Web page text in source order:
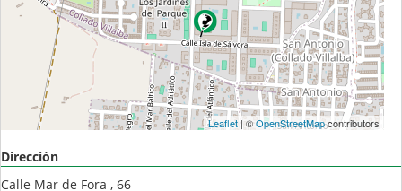
Leaflet| ©OpenStreetMapcontributors
Dirección
Calle Mar de Fora , 66